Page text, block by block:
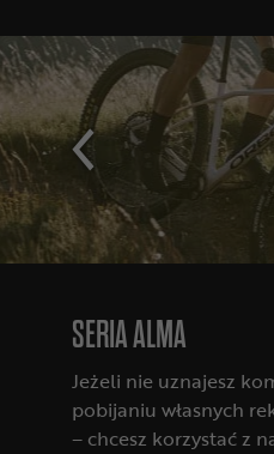
SERIA ALMA
Jeżeli nie uznajesz
pobijaniu własnych
– chcesz korzystać z